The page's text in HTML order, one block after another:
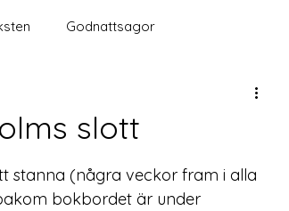
Godnattsagor
slott
stanna (några veckor fram i alla
bokbordet är under